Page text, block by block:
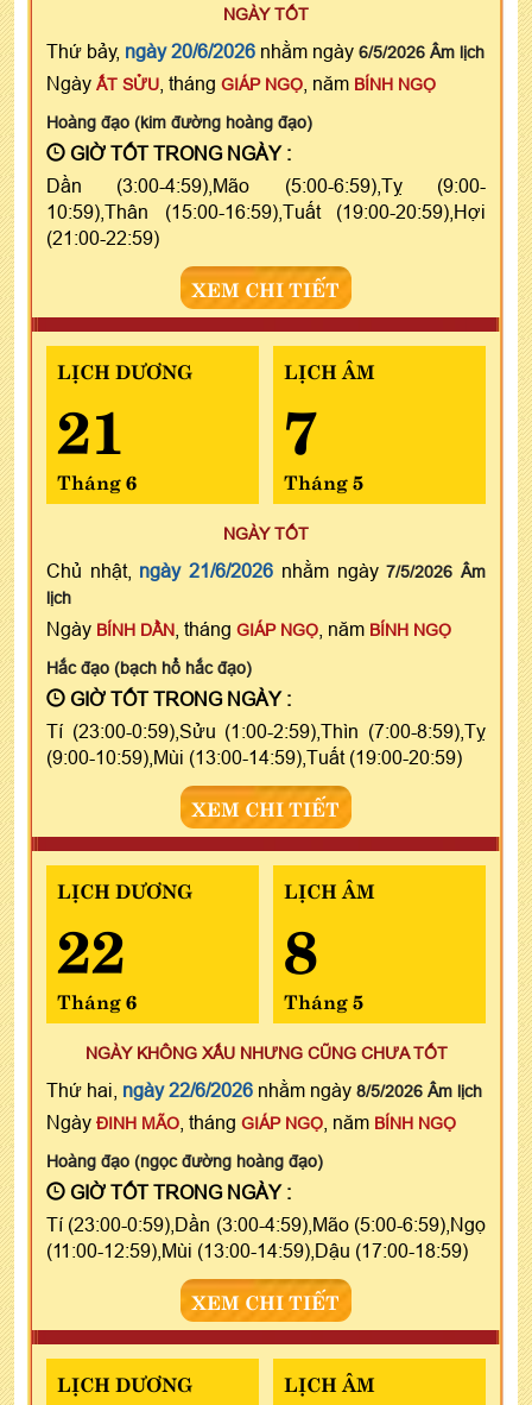
NGÀY TỐT
Thứ bảy, ngày 20/6/2026 nhằm ngày 6/5/2026 Âm lịch
Ngày ẤT SỬU , tháng GIÁP NGỌ , năm BÍNH NGỌ
Hoàng đạo (kim đường hoàng đạo)
GIỜ TỐT TRONG NGÀY :
Dần (3:00-4:59),Mão (5:00-6:59),Tỵ (9:00-
10:59),Thân (15:00-16:59),Tuất (19:00-20:59),Hợi
(21:00-22:59)
XEM CHI TIẾT
LỊCH DƯƠNG
21
Tháng 6
LỊCH ÂM
7
Tháng 5
NGÀY TỐT
Chủ nhật, ngày 21/6/2026 nhằm ngày7/5/2026 Âm
lịch
Ngày BÍNH DẦN , tháng GIÁP NGỌ , năm BÍNH NGỌ
Hắc đạo (bạch hổ hắc đạo)
GIỜ TỐT TRONG NGÀY :
Tí (23:00-0:59),Sửu (1:00-2:59),Thìn (7:00-8:59),Tỵ
(9:00-10:59),Mùi (13:00-14:59),Tuất (19:00-20:59)
XEM CHI TIẾT
LỊCH DƯƠNG
22
Tháng 6
LỊCH ÂM
8
Tháng 5
NGÀY KHÔNG XẤU NHƯNG CŨNG CHƯA TỐT
Thứ hai, ngày 22/6/2026 nhằm ngày 8/5/2026 Âm lịch
Ngày ĐINH MÃO , tháng GIÁP NGỌ , năm BÍNH NGỌ
Hoàng đạo (ngọc đường hoàng đạo)
GIỜ TỐT TRONG NGÀY :
Tí (23:00-0:59),Dần (3:00-4:59),Mão (5:00-6:59),Ngọ
(11:00-12:59),Mùi (13:00-14:59),Dậu (17:00-18:59)
XEM CHI TIẾT
LỊCH DƯƠNG LỊCH ÂM